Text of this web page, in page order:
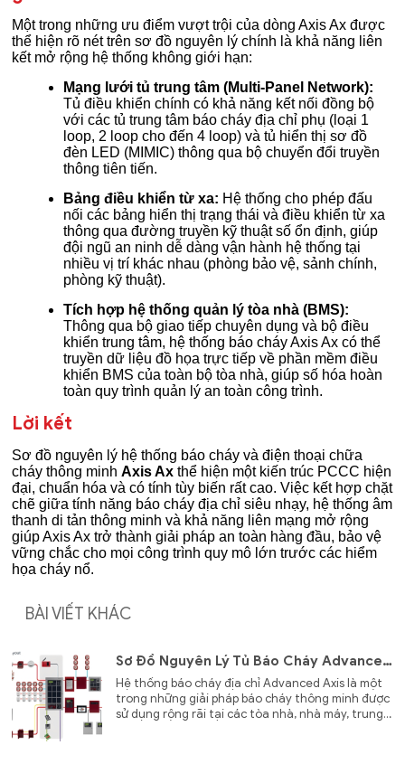
Một trong những ưu điểm vượt trội của dòng Axis Ax được
thể hiện rõ nét trên sơ đồ nguyên lý chính là khả năng liên
kết mở rộng hệ thống không giới hạn:
Mạng lưới tủ trung tâm (Multi-Panel Network):
Tủ điều khiển chính có khả năng kết nối đồng bộ
với các tủ trung tâm báo cháy địa chỉ phụ (loại 1
loop, 2 loop cho đến 4 loop) và tủ hiển thị sơ đồ
đèn LED (MIMIC) thông qua bộ chuyển đổi truyền
thông tiên tiến.
Bảng điều khiển từ xa: Hệ thống cho phép đấu
nối các bảng hiển thị trạng thái và điều khiển từ xa
thông qua đường truyền kỹ thuật số ổn định, giúp
đội ngũ an ninh dễ dàng vận hành hệ thống tại
nhiều vị trí khác nhau (phòng bảo vệ, sảnh chính,
phòng kỹ thuật).
Tích hợp hệ thống quản lý tòa nhà (BMS):
Thông qua bộ giao tiếp chuyên dụng và bộ điều
khiển trung tâm, hệ thống báo cháy Axis Ax có thể
truyền dữ liệu đồ họa trực tiếp về phần mềm điều
khiển BMS của toàn bộ tòa nhà, giúp số hóa hoàn
toàn quy trình quản lý an toàn công trình.
Lời kết
Sơ đồ nguyên lý hệ thống báo cháy và điện thoại chữa
cháy thông minhAxis Ax thể hiện một kiến trúc PCCC hiện
đại, chuẩn hóa và có tính tùy biến rất cao. Việc kết hợp chặt
chẽ giữa tính năng báo cháy địa chỉ siêu nhạy, hệ thống âm
thanh di tản thông minh và khả năng liên mạng mở rộng
giúp Axis Ax trở thành giải pháp an toàn hàng đầu, bảo vệ
vững chắc cho mọi công trình quy mô lớn trước các hiểm
họa cháy nổ.
BÀI VIẾT KHÁC
Sơ Đồ Nguyên Lý Tủ Báo Cháy Advanced Axis – Cấu Tạo, Nguyên Lý Hoạt Động Và Ưu Điểm Hệ Thống Báo Cháy Địa Chỉ
Hệ thống báo cháy địa chỉ Advanced Axis là một
trong những giải pháp báo cháy thông minh được
sử dụng rộng rãi tại các tòa nhà, nhà máy, trung